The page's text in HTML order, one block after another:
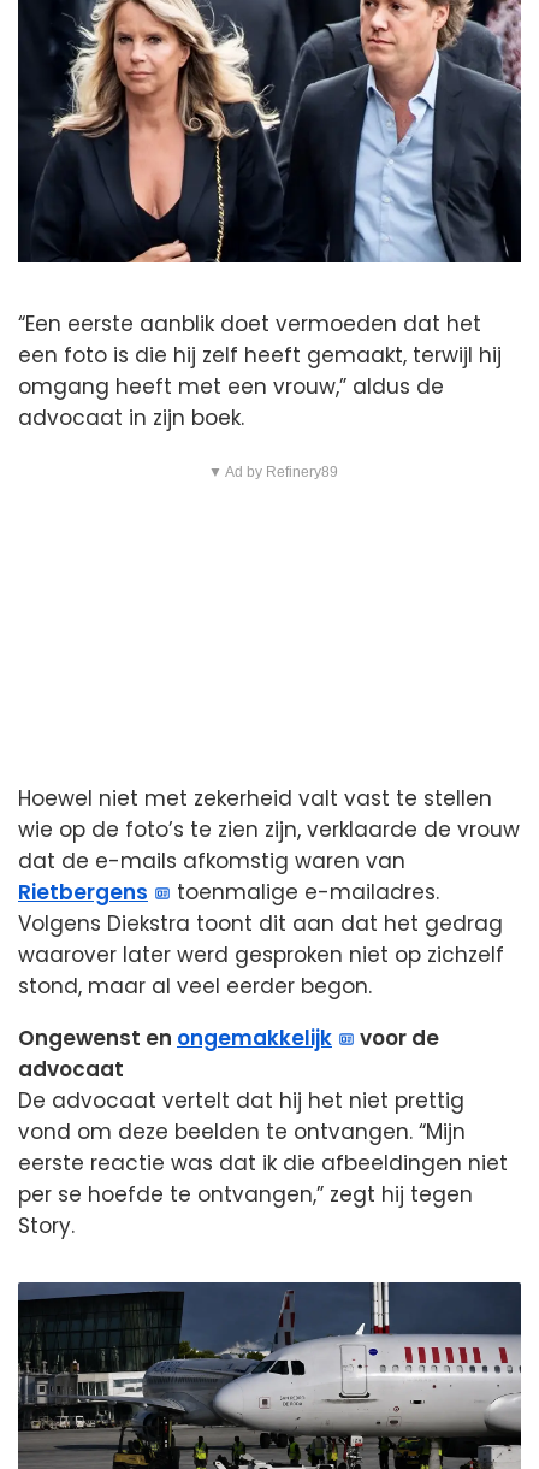
“Een eerste aanblik doet vermoeden dat het
een foto is die hij zelf heeft gemaakt, terwijl hij
omgang heeft met een vrouw,” aldus de
advocaat in zijn boek.
▼ Ad by Refinery89
Hoewel niet met zekerheid valt vast te stellen
wie op de foto’s te zien zijn, verklaarde de vrouw
dat de e-mails afkomstig waren van
Rietbergens
toenmalige e-mailadres.
Volgens Diekstra toont dit aan dat het gedrag
waarover later werd gesproken niet op zichzelf
stond, maar al veel eerder begon.
Ongewenst en ongemakkelijk
voor de
advocaat
De advocaat vertelt dat hij het niet prettig
vond om deze beelden te ontvangen. “Mijn
eerste reactie was dat ik die afbeeldingen niet
per se hoefde te ontvangen,” zegt hij tegen
Story.